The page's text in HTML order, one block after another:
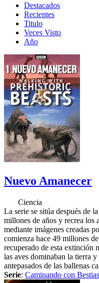
Destacados
Recientes
Titulo
Veces Visto
Año
Nuevo Amanecer
Ciencia
La serie se sitúa después de
millones de años y recrea los
mediante imágenes creadas
comienza hace 49 millones
recuperado de esta extinción
las aves dominaban la tierra
antepasados de las ballenas
Serie: Caminando con